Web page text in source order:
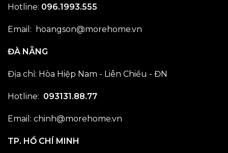
Hotline: 096.1993.555
Email: hoangson@morehome.vn
ĐÀ NẴNG
Địa chỉ: Hòa Hiệp Nam - Liên Chiều - ĐN
Hotline: 093131.88.77
Email: chinh@morehome.vn
TP. HỒ CHÍ MINH